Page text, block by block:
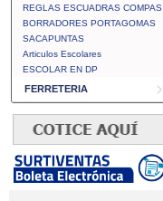
REGLAS ESCUADRAS COMPAS
BORRADORES PORTAGOMAS
SACAPUNTAS
Articulos Escolares
ESCOLAR EN DP
FERRETERIA